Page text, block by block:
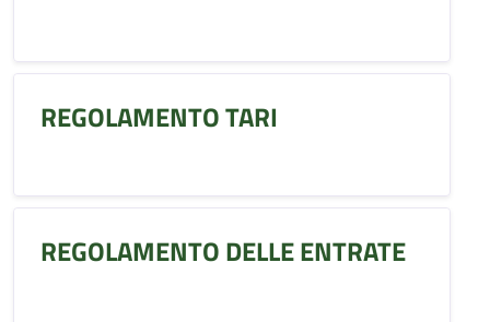
REGOLAMENTO TARI
REGOLAMENTO DELLE ENTRATE